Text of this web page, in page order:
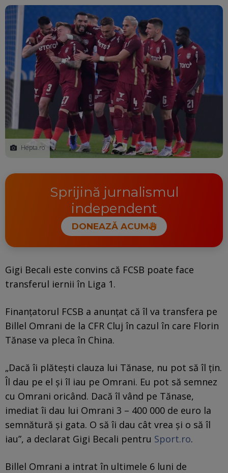
Hepta.ro
Sprijină jurnalismul
independent
DONEAZĂ ACUM
Gigi Becali este convins că FCSB poate face
transferul iernii în Liga 1.
Finanțatorul FCSB a anunțat că îl va transfera pe
Billel Omrani de la CFR Cluj în cazul în care Florin
Tănase va pleca în China.
„Dacă îi plătești clauza lui Tănase, nu pot să îl țin.
Îl dau pe el și îl iau pe Omrani. Eu pot să semnez
cu Omrani oricând. Dacă îl vând pe Tănase,
imediat îi dau lui Omrani 3 – 400 000 de euro la
semnătură și gata. O să îi dau cât vrea și o să îl
iau”, a declarat Gigi Becali pentru Sport.ro.
Billel Omrani a intrat în ultimele 6 luni de